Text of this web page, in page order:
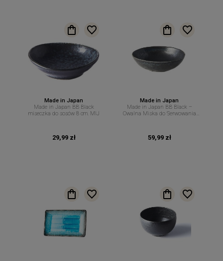
Made in Japan
Made in Japan BB Black
miseczka do sosów 8 cm. MIJ
29,99 zł
Made in Japan
Made in Japan BB Black –
Owalna Miska do Serwowania
59,99 zł